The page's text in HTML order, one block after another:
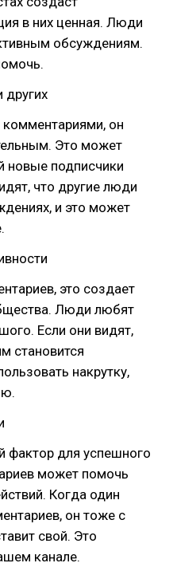
в них ценная. Люди
обсуждениям.
других
он
Это может
новые подписчики
что другие люди
и это может
это создает
Люди любят
Если они видят,
становится
накрутку,
фактор для успешного
может помочь
Когда один
он тоже с
свой. Это
канале.